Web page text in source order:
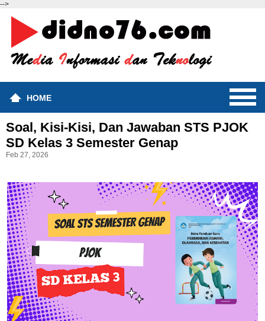
-->
HOME
Soal, Kisi-Kisi, Dan Jawaban STS PJOK
SD Kelas 3 Semester Genap
Feb 27, 2026